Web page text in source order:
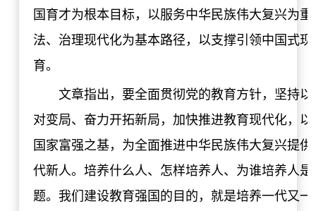
国育才为根本目标，以服务中华民族伟大复兴为
法、治理现代化为基本路径，以支撑引领中国式
育。
文章指出，要全面贯彻党的教育方针，坚持
对变局、奋力开拓新局，加快推进教育现代化，
国家富强之基，为全面推进中华民族伟大复兴提
代新人。培养什么人、怎样培养人、为谁培养人
题。我们建设教育强国的目的，就是培养一代又